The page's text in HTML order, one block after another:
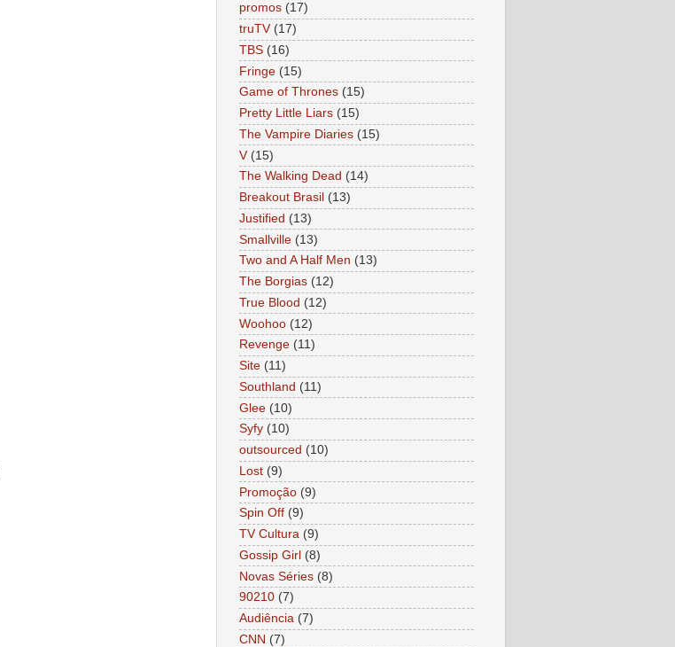
promos (17)
truTV (17)
TBS (16)
Fringe (15)
Game of Thrones (15)
Pretty Little Liars (15)
The Vampire Diaries (15)
V (15)
The Walking Dead (14)
Breakout Brasil (13)
Justified (13)
Smallville (13)
Two and A Half Men (13)
The Borgias (12)
True Blood (12)
Woohoo (12)
Revenge (11)
Site (11)
Southland (11)
Glee (10)
Syfy (10)
outsourced (10)
Lost (9)
Promoção (9)
Spin Off (9)
TV Cultura (9)
Gossip Girl (8)
Novas Séries (8)
90210 (7)
Audiência (7)
CNN (7)